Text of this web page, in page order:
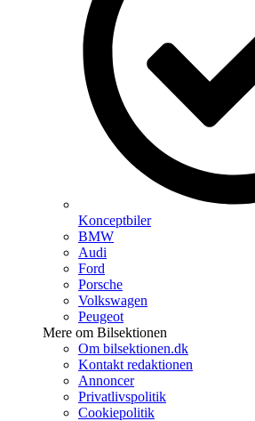
Konceptbiler
BMW
Audi
Ford
Porsche
Volkswagen
Peugeot
Mere om Bilsektionen
Om bilsektionen.dk
Kontakt redaktionen
Annoncer
Privatlivspolitik
Cookiepolitik